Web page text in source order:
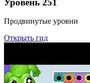
Продвинутые уровни
Открыть гид